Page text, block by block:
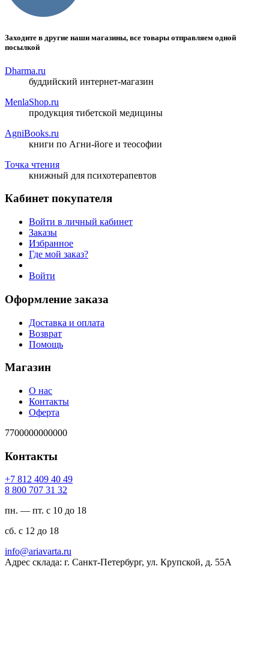
Заходите в другие наши магазины, все товары отправляем одной
посылкой
Dharma.ru
буддийский интернет-магазин
MenlaShop.ru
продукция тибетской медицины
AgniBooks.ru
книги по Агни-йоге и теософии
Точка чтения
книжный для психотерапевтов
Кабинет покупателя
Войти в личный кабинет
Заказы
Избранное
Где мой заказ?
Войти
Оформление заказа
Доставка и оплата
Возврат
Помощь
Магазин
О нас
Контакты
Оферта
7700000000000
Контакты
94 04 904 218 7+
23 13 707 008 8
пн. — пт. с 10 до 18
сб. с 12 до 18
ur.atravaira@ofni
Адрес склада: г. Санкт-Петербург, ул. Крупской, д. 55А